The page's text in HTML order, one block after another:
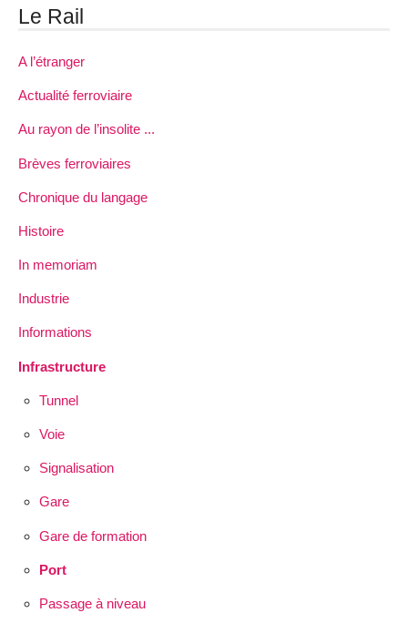
Le Rail
A l’étranger
Actualité ferroviaire
Au rayon de l’insolite ...
Brèves ferroviaires
Chronique du langage
Histoire
In memoriam
Industrie
Informations
Infrastructure
Tunnel
Voie
Signalisation
Gare
Gare de formation
Port
Passage à niveau